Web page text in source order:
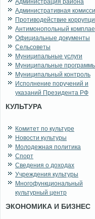
Администрация района
Административная
Противодействие
Антимонопольный
Официальные документы
Сельсоветы
Муниципальные услуги
Муниципальные
Муниципальный контроль
Исполнение поручений и
указаний Президента РФ
КУЛЬТУРА
Комитет по культуре
Новости культуры
Молодежная политика
Спорт
Сведения о доходах
Учреждения культуры
Многофункциональный
культурный центр
ЭКОНОМИКА И БИЗНЕС